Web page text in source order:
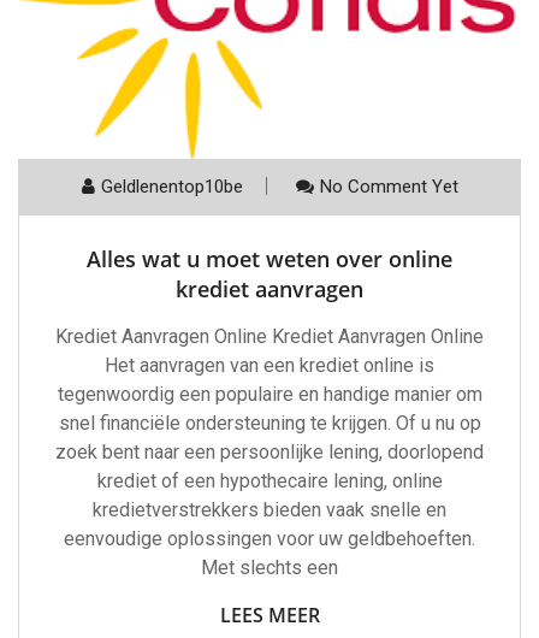
Geldlenentop10be No Comment Yet
Alles wat u moet weten over online
krediet aanvragen
Krediet Aanvragen Online Krediet Aanvragen Online
Het aanvragen van een krediet online is
tegenwoordig een populaire en handige manier om
snel financiële ondersteuning te krijgen. Of u nu op
zoek bent naar een persoonlijke lening, doorlopend
krediet of een hypothecaire lening, online
kredietverstrekkers bieden vaak snelle en
eenvoudige oplossingen voor uw geldbehoeften.
Met slechts een
LEES MEER